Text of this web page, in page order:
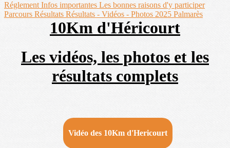
Réglement Infos importantes Les bonnes raisons d'y participer
Parcours Résultats Résultats - Vidéos - Photos 2025 Palmarès
10Km d'Héricourt
Les vidéos, les photos et les
résultats complets
Vidéo des 10Km d'Hericourt